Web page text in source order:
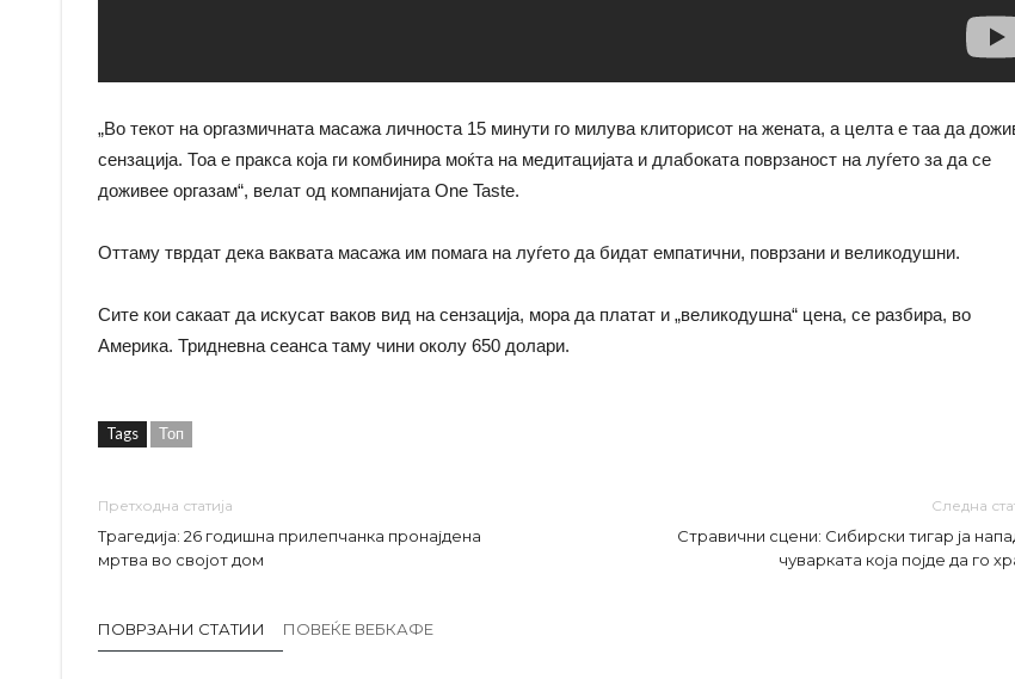
„Во текот на оргазмичната масажа личноста 15 минути го милува клиторисот на жената, а целта е таа да
сензација. Тоа е пракса која ги комбинира моќта на медитацијата и длабоката поврзаност на луѓето за да се
доживее оргазам“, велат од компанијата One Taste.
Оттаму тврдат дека ваквата масажа им помага на луѓето да бидат емпатични, поврзани и великодушни.
Сите кои сакаат да искусат ваков вид на сензација, мора да платат и „великодушна“ цена, се разбира, во
Америка. Тридневна сеанса таму чини околу 650 долари.
Tags Топ
Претходна статија
Трагедија: 26 годишна прилепчанка пронајдена
мртва во својот дом
Следна
Стравични сцени: Сибирски тигар ја
чуварката која појде да го
ПОВРЗАНИ СТАТИИ ПОВЕЌЕ ВЕБКАФЕ